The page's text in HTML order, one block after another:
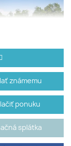
známemu
ponuku
splátka